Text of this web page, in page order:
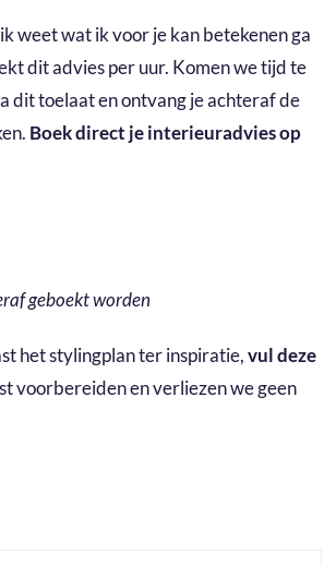
weet wat ik voor je kan betekenen ga
dit advies per uur. Komen we tijd te
dit toelaat en ontvang je achteraf de
Boek direct je interieuradvies op
geboekt worden
het stylingplan ter inspiratie,vul deze
voorbereiden en verliezen we geen